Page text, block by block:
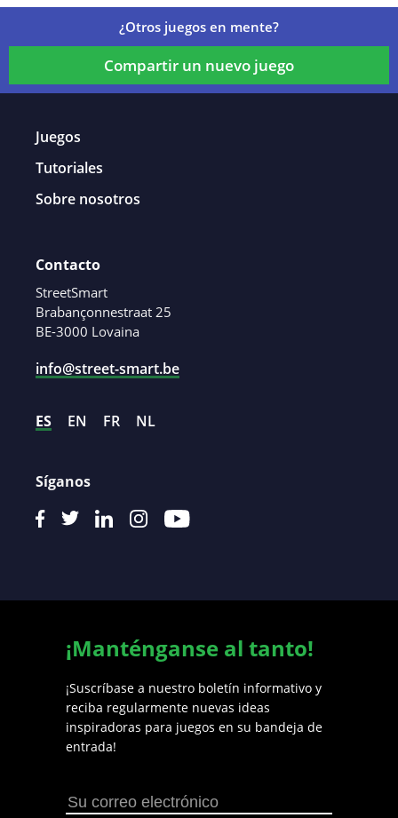
¿Otros juegos en mente?
Compartir un nuevo juego
Juegos
Tutoriales
Sobre nosotros
Contacto
StreetSmart
Brabançonnestraat 25
BE-3000 Lovaina
info@street-smart.be
ES EN FR NL
Síganos
¡Manténganse al tanto!
¡Suscríbase a nuestro boletín informativo y
reciba regularmente nuevas ideas
inspiradoras para juegos en su bandeja de
entrada!